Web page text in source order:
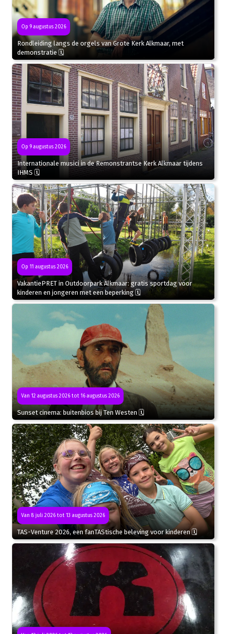
Op 9 augustus 2026
Rondleiding langs de orgels van Grote Kerk Alkmaar, met
demonstratie 🗓
Op 9 augustus 2026
Internationale musici in de Remonstrantse Kerk Alkmaar tijdens
IHMS 🗓
Op 11 augustus 2026
VakantiePRET in Outdoorpark Alkmaar: gratis sportdag voor
kinderen en jongeren met een beperking 🗓
Van 12 augustus 2026 tot 16 augustus 2026
Sunset cinema: buitenbios bij Ten Westen 🗓
Van 8 juli 2026 tot 13 augustus 2026
TAS-Venture 2026, een fanTAStische beleving voor kinderen 🗓